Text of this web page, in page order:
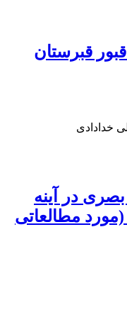
قبرستان
خدادادی
در آینه
(مورد مطالعاتی